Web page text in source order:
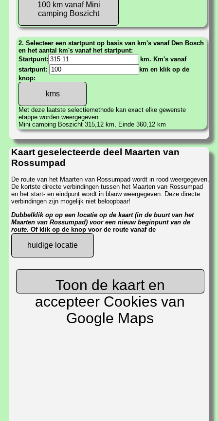
100 km vanaf Mini
camping Boszicht
2. Selecteer een startpunt op basis van km's vanaf Den Bosch
en het aantal km's vanaf het startpunt:
Startpunt:
km. Km's vanaf
startpunt:
km en klik op de
knop:
Met deze laatste selectiemethode kan exact elke gewenste
etappe worden weergegeven.
Mini camping Boszicht 315,12 km, Einde 360,12 km
Kaart geselecteerde deel Maarten van
Rossumpad
De route van het Maarten van Rossumpad wordt in rood weergegeven.
De kortste directe verbindingen tussen het Maarten van Rossumpad
en het start- en eindpunt wordt in blauw weergegeven. Deze directe
verbindingen zijn mogelijk niet beloopbaar!
Dubbelklik op op een locatie op de kaart (in de buurt van het
Maarten van Rossumpad) voor een nieuw beginpunt van de
route. Of klik op de knop voor de route vanaf de
huidige locatie
Toon de kaart en
accepteer Cookies van
Google Maps